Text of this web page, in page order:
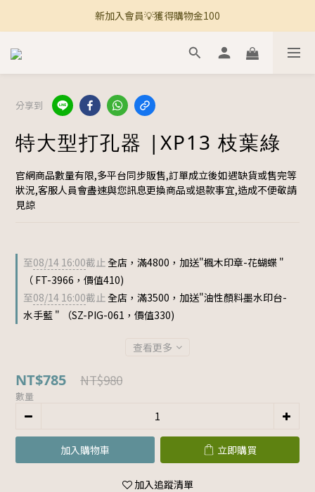
🚚 全館滿800免運 🚚
新加入會員💡獲得購物金100
🚚 全館滿800免運 🚚
分享到
特大型打孔器 |XP13 枝葉綠
官網商品數量有限,多平台同步販售,訂單成立後如遇缺貨或售完等
狀況,客服人員會盡速與您訊息更換商品或退款事宜,造成不便敬請
見諒
至08/14 16:00截止全店，滿4800，加送"楓木印章-花蝴蝶 "
（ FT-3966，價值410)
至08/14 16:00截止全店，滿3500，加送"油性顏料墨水印台-
水手藍 " （SZ-PIG-061，價值330)
查看更多
NT$785 NT$980
數量
加入購物車 立即購買
加入追蹤清單